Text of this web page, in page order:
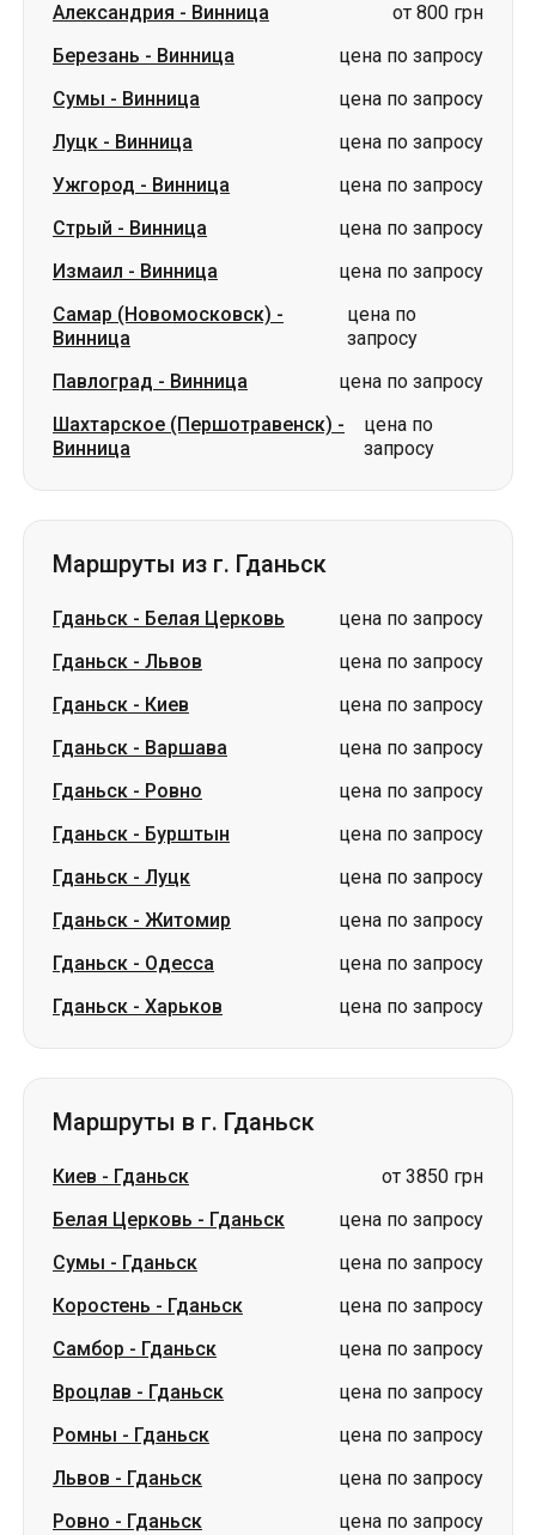
Александрия - Винница
от 800 грн
Березань - Винница
цена по запросу
Сумы - Винница
цена по запросу
Луцк - Винница
цена по запросу
Ужгород - Винница
цена по запросу
Стрый - Винница
цена по запросу
Измаил - Винница
цена по запросу
Самар (Новомосковск) -
Винница
цена по
запросу
Павлоград - Винница
цена по запросу
Шахтарское (Першотравенск) -
Винница
цена по
запросу
Маршруты из г. Гданьск
Гданьск - Белая Церковь
цена по запросу
Гданьск - Львов
цена по запросу
Гданьск - Киев
цена по запросу
Гданьск - Варшава
цена по запросу
Гданьск - Ровно
цена по запросу
Гданьск - Бурштын
цена по запросу
Гданьск - Луцк
цена по запросу
Гданьск - Житомир
цена по запросу
Гданьск - Одесса
цена по запросу
Гданьск - Харьков цена по запросу
Маршруты в г. Гданьск
Киев - Гданьск
от 3850 грн
Белая Церковь - Гданьск
цена по запросу
Сумы - Гданьск
цена по запросу
Коростень - Гданьск
цена по запросу
Самбор - Гданьск
цена по запросу
Вроцлав - Гданьск
цена по запросу
Ромны - Гданьск
цена по запросу
Львов - Гданьск
цена по запросу
Ровно - Гданьск
цена по запросу